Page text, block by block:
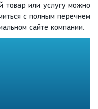
товар или услугу можно
с полным перечнем
сайте компании.